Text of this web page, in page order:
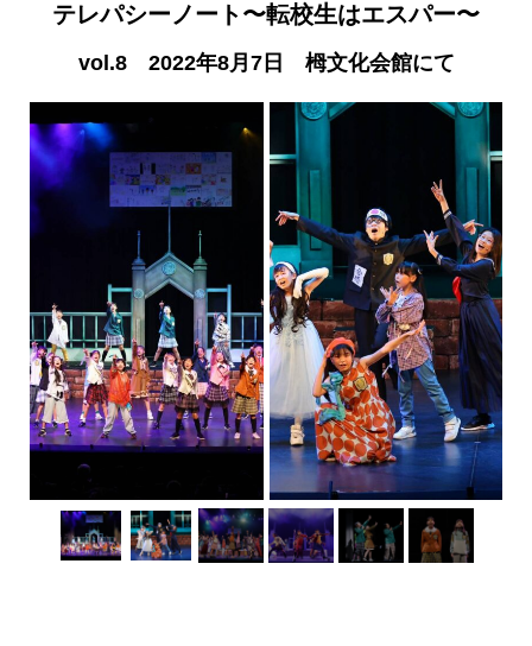
テレパシーノート〜転校生はエスパー〜
vol.8 2022年8月7日 栂文化会館にて